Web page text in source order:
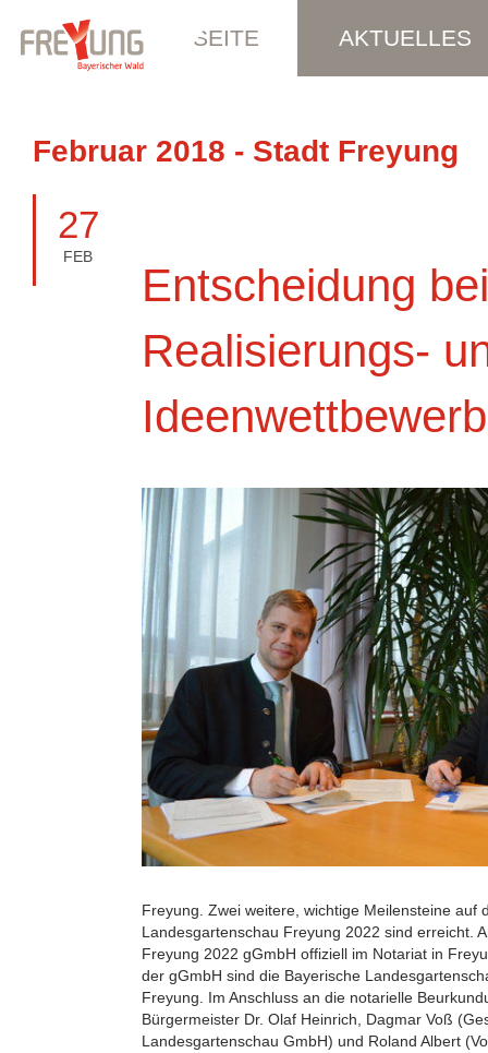
STARTSEITE AKTUELLES
Februar 2018 - Stadt Freyung
27
FEB
Entscheidung
Realisierungs-
Freyung. Zwei weitere, wichtige Meilensteine auf
Landesgartenschau Freyung 2022 sind erreicht.
Freyung 2022 gGmbH offiziell im Notariat in
der gGmbH sind die Bayerische
Freyung. Im Anschluss an die notarielle
Bürgermeister Dr. Olaf Heinrich, Dagmar Voß
Landesgartenschau GmbH) und Roland Albert